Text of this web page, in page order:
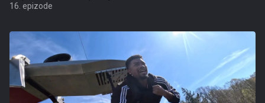
16. epizode